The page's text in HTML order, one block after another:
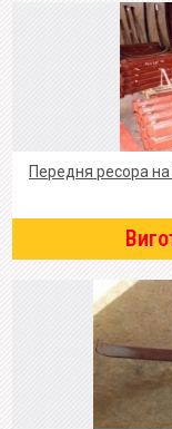
Передня ресора на